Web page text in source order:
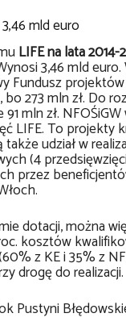
mld euro
LIFE na lata
3,46 mld
Fundusz
273 mln zł. Do
mln zł.
LIFE. To projekty
udział w
(4
przez
dotacji, można
kosztów
z KE i 35% z
drogę do realizacji.
Pustyni